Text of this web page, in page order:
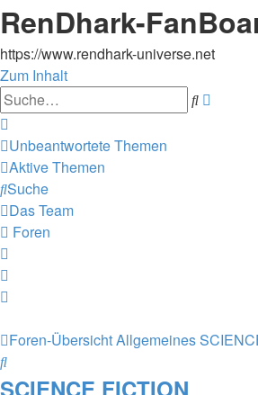
RenDhark-
https://www.rendhark-universe.net
Zum Inhalt
Suche
Unbeantwortete Themen
Aktive Themen
Suche
Das Team
Foren
Foren-ÜbersichtAllgemeines
Suche
SCIENCE FICTION